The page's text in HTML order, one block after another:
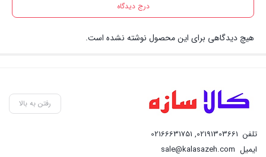
درج دیدگاه
هیچ دیدگاهی برای این محصول نوشته نشده است.
رفتن به بالا
تلفن 02191303661
,
02166631751
ایمیل sale@kalasazeh.com